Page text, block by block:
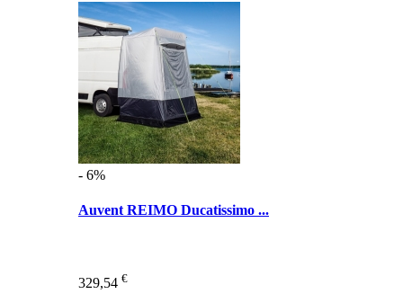
- 6%
Auvent REIMO Ducatissimo ...
329,54 €